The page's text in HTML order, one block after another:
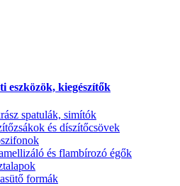
eszközök, kiegészítők
spatulák, simítók
és díszítőcsövek
és flambírozó égők
formák